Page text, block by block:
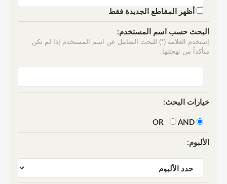
أظهر المقاطع الجديدة فقط
البحث حسب اسم المستخدم:
إستخدم العلامة (*) للبحث الشامل عن اسم المستخدم إذا لم تكن
متأكداً من تهجئتها.
خيارات البحث:
AND
الألبوم: